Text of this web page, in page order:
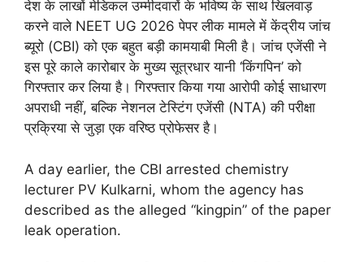
देश के लाखों मेडिकल उम्मीदवारों के भविष्य के साथ खिलवाड़
करने वाले NEET UG 2026 पेपर लीक मामले में केंद्रीय जांच
ब्यूरो (CBI) को एक बहुत बड़ी कामयाबी मिली है। जांच एजेंसी ने
इस पूरे काले कारोबार के मुख्य सूत्रधार यानी ‘किंगपिन’ को
गिरफ्तार कर लिया है। गिरफ्तार किया गया आरोपी कोई साधारण
अपराधी नहीं, बल्कि नेशनल टेस्टिंग एजेंसी (NTA) की परीक्षा
प्रक्रिया से जुड़ा एक वरिष्ठ प्रोफेसर है।
A day earlier, the CBI arrested chemistry
lecturer PV Kulkarni, whom the agency has
described as the alleged “kingpin” of the paper
leak operation.